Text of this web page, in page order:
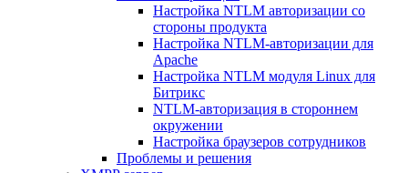
Настройка NTLM авторизации со
стороны продукта
Настройка NTLM-авторизации для
Apache
Настройка NTLM модуля Linux для
Битрикс
NTLM-авторизация в стороннем
окружении
Настройка браузеров сотрудников
Проблемы и решения